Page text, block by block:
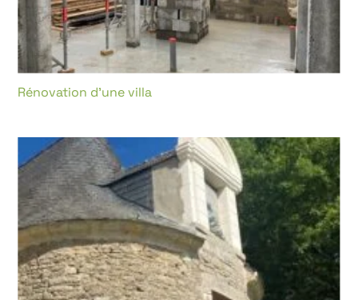
Rénovation d’une villa